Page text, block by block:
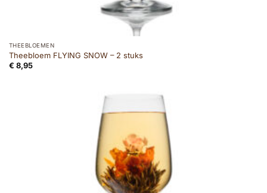
THEEBLOEMEN
Theebloem FLYING SNOW – 2 stuks
€ 8,95